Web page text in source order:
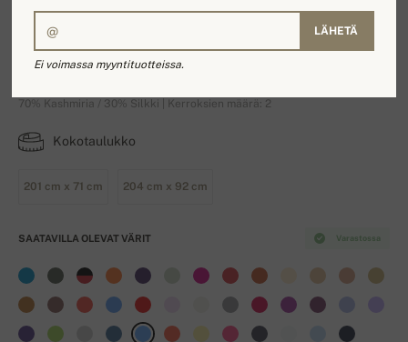
Platine
70% Kashmiria / 30% Silkki | Kerroksien määrä: 2
Kokotaulukko
201 cm x 71 cm 204 cm x 92 cm
Varastossa
SAATAVILLA OLEVAT VÄRIT
LÄHETÄ
Ei voimassa myyntituotteissa.